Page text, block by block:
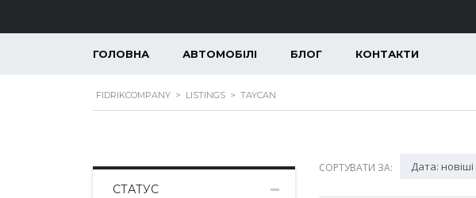
ГОЛОВНА АВТОМОБІЛІ БЛОГ КОНТАКТИ
FIDRIKCOMPANY > LISTINGS > TAYCAN
СТАТУС
СОРТУВАТИ ЗА: Дата: